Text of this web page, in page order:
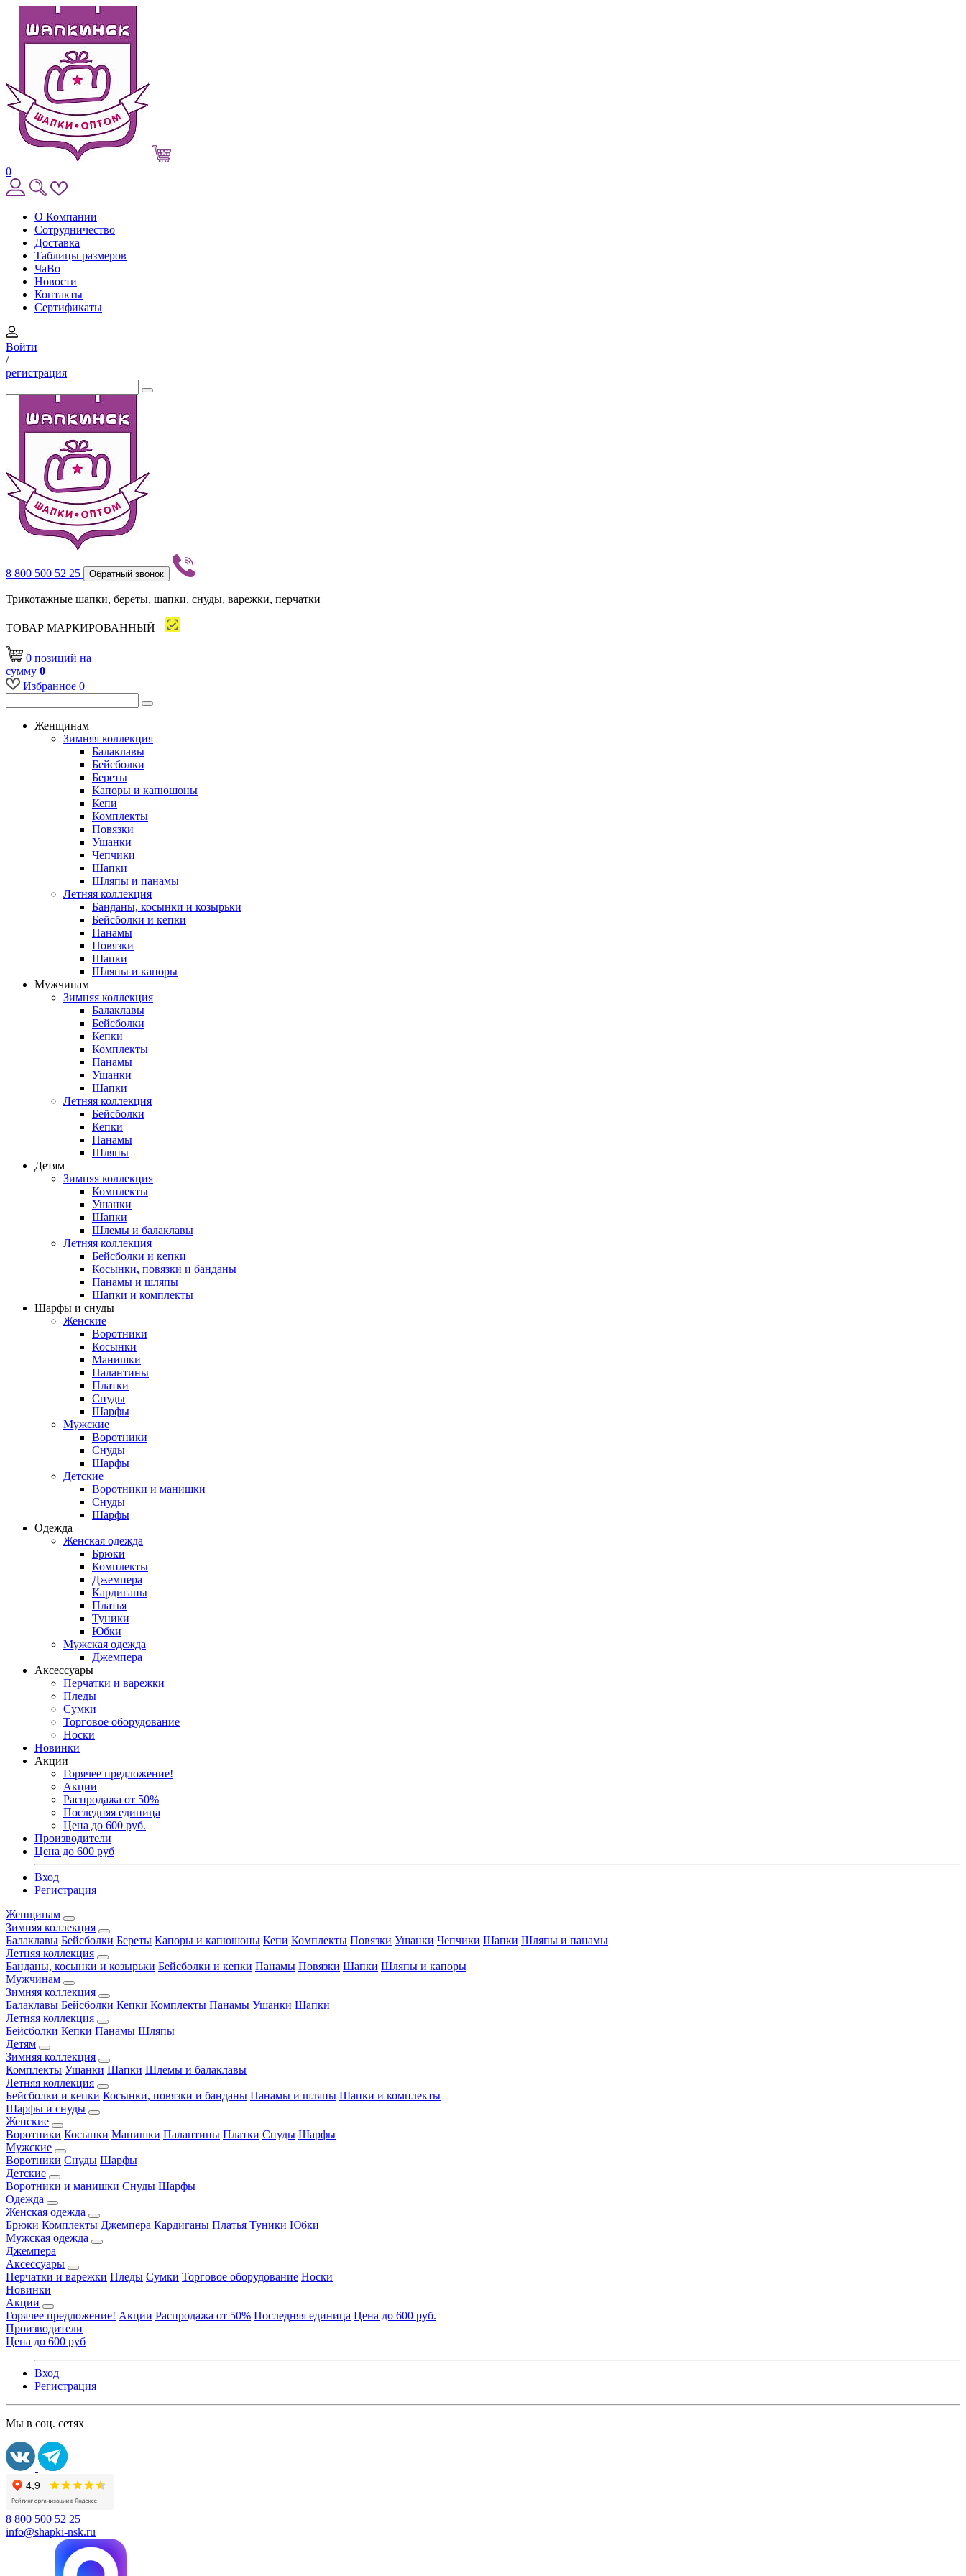
0
О Компании
Сотрудничество
Доставка
Таблицы размеров
ЧаВо
Новости
Контакты
Сертификаты
Войти
/
регистрация
8 800 500 52 25 Обратный звонок
Трикотажные шапки, береты, шапки, снуды, варежки, перчатки
ТОВАР МАРКИРОВАННЫЙ
0 позиций на
сумму 0
Избранное 0
Женщинам
Зимняя коллекция
Балаклавы
Бейсболки
Береты
Капоры и капюшоны
Кепи
Комплекты
Повязки
Ушанки
Чепчики
Шапки
Шляпы и панамы
Летняя коллекция
Банданы, косынки и козырьки
Бейсболки и кепки
Панамы
Повязки
Шапки
Шляпы и капоры
Мужчинам
Зимняя коллекция
Балаклавы
Бейсболки
Кепки
Комплекты
Панамы
Ушанки
Шапки
Летняя коллекция
Бейсболки
Кепки
Панамы
Шляпы
Детям
Зимняя коллекция
Комплекты
Ушанки
Шапки
Шлемы и балаклавы
Летняя коллекция
Бейсболки и кепки
Косынки, повязки и банданы
Панамы и шляпы
Шапки и комплекты
Шарфы и снуды
Женские
Воротники
Косынки
Манишки
Палантины
Платки
Снуды
Шарфы
Мужские
Воротники
Снуды
Шарфы
Детские
Воротники и манишки
Снуды
Шарфы
Одежда
Женская одежда
Брюки
Комплекты
Джемпера
Кардиганы
Платья
Туники
Юбки
Мужская одежда
Джемпера
Аксессуары
Перчатки и варежки
Пледы
Сумки
Торговое оборудование
Носки
Новинки
Акции
Горячее предложение!
Акции
Распродажа от 50%
Последняя единица
Цена до 600 руб.
Производители
Цена до 600 руб
Вход
Регистрация
Женщинам
Зимняя коллекция
Балаклавы Бейсболки Береты Капоры и капюшоны Кепи Комплекты Повязки Ушанки Чепчики Шапки Шляпы и панамы
Летняя коллекция
Банданы, косынки и козырьки Бейсболки и кепки Панамы Повязки Шапки Шляпы и капоры
Мужчинам
Зимняя коллекция
Балаклавы Бейсболки Кепки Комплекты Панамы Ушанки Шапки
Летняя коллекция
Бейсболки Кепки Панамы Шляпы
Детям
Зимняя коллекция
Комплекты Ушанки Шапки Шлемы и балаклавы
Летняя коллекция
Бейсболки и кепки Косынки, повязки и банданы Панамы и шляпы Шапки и комплекты
Шарфы и снуды
Женские
Воротники Косынки Манишки Палантины Платки Снуды Шарфы
Мужские
Воротники Снуды Шарфы
Детские
Воротники и манишки Снуды Шарфы
Одежда
Женская одежда
Брюки Комплекты Джемпера Кардиганы Платья Туники Юбки
Мужская одежда
Джемпера
Аксессуары
Перчатки и варежки Пледы Сумки Торговое оборудование Носки
Новинки
Акции
Горячее предложение! Акции Распродажа от 50% Последняя единица Цена до 600 руб.
Производители
Цена до 600 руб
Вход
Регистрация
Мы в соц. сетях
8 800 500 52 25
info@shapki-nsk.ru